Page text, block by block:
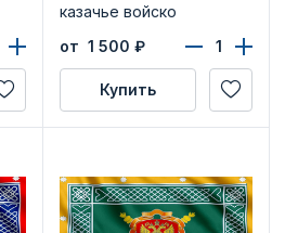
казачье войско
от 1 500 ₽
Купить